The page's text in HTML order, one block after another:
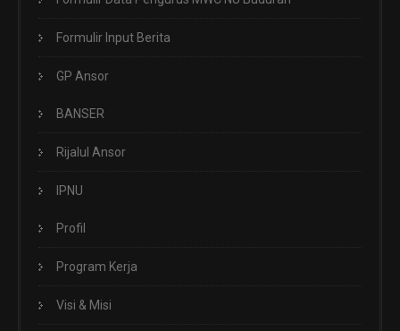
Formulir Input Berita
GP Ansor
BANSER
Rijalul Ansor
IPNU
Profil
Program Kerja
Visi & Misi